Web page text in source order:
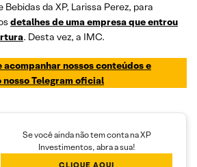
da XP, Larissa Perez, para
detalhes de uma empresa que entrou
. Desta vez, a IMC.
acompanhar nossos conteúdos e
Telegram oficial
Se você ainda não tem conta na XP
Investimentos, abra a sua!
CLIQUE AQUI